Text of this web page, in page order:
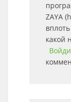
ZAYA
какой